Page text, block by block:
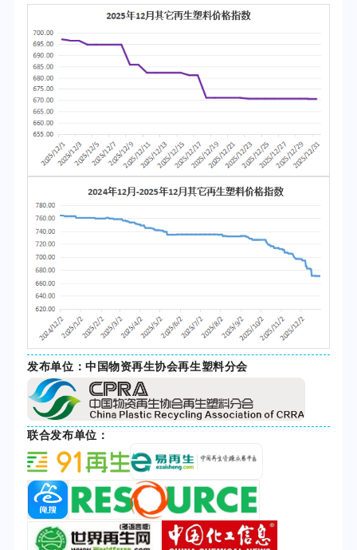
发布单位：中国物资再生协会再生塑料分会
联合发布单位：